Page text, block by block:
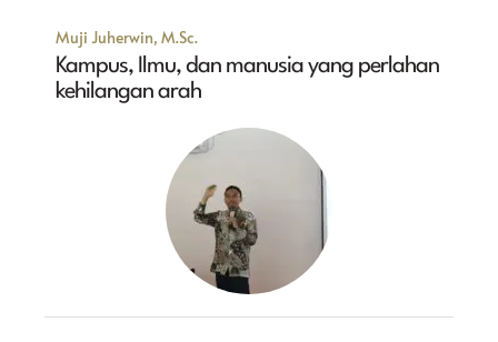
Muji Juherwin, M.Sc.
Kampus, Ilmu, dan manusia yang perlahan
kehilangan arah